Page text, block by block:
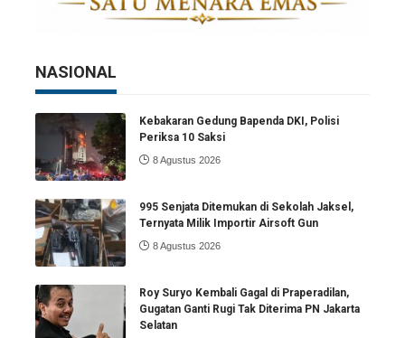
NASIONAL
Kebakaran Gedung Bapenda DKI, Polisi
Periksa 10 Saksi
8 Agustus 2026
995 Senjata Ditemukan di Sekolah Jaksel,
Ternyata Milik Importir Airsoft Gun
8 Agustus 2026
Roy Suryo Kembali Gagal di Praperadilan,
Gugatan Ganti Rugi Tak Diterima PN Jakarta
Selatan